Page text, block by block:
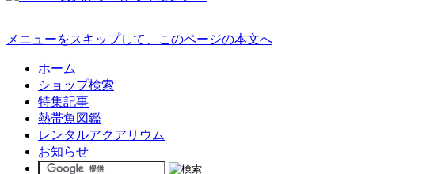
メニューをスキップして、このページの本文へ
ホーム
ショップ検索
特集記事
熱帯魚図鑑
レンタルアクアリウム
お知らせ